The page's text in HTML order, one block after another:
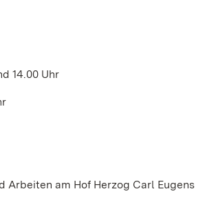
14.00 Uhr
Arbeiten am Hof Herzog Carl Eugens